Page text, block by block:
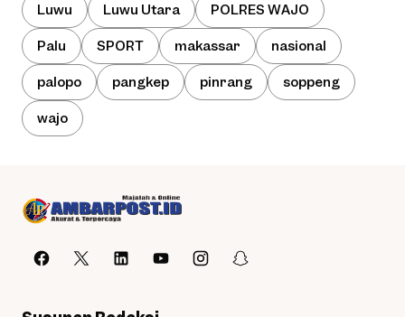
Luwu Luwu Utara POLRES WAJO
Palu SPORT makassar nasional
palopo pangkep pinrang soppeng
wajo